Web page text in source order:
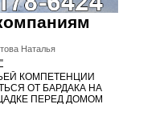
Наталья
КОМПЕТЕНЦИИ
ОТ БАРДАКА НА
ПЕРЕД ДОМОМ